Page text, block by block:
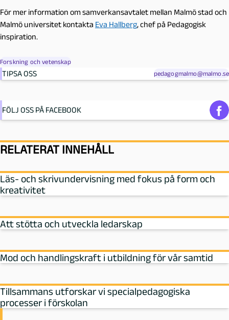
För mer information om samverkansavtalet mellan Malmö stad och
Malmö universitet kontakta Eva Hallberg, chef på Pedagogisk
inspiration.
Forskning och vetenskap
TIPSA OSS pedagogmalmo@malmo.se
FÖLJ OSS PÅ FACEBOOK
RELATERAT INNEHÅLL
Läs- och skrivundervisning med fokus på form och
kreativitet
Att stötta och utveckla ledarskap
Mod och handlingskraft i utbildning för vår samtid
Tillsammans utforskar vi specialpedagogiska
processer i förskolan